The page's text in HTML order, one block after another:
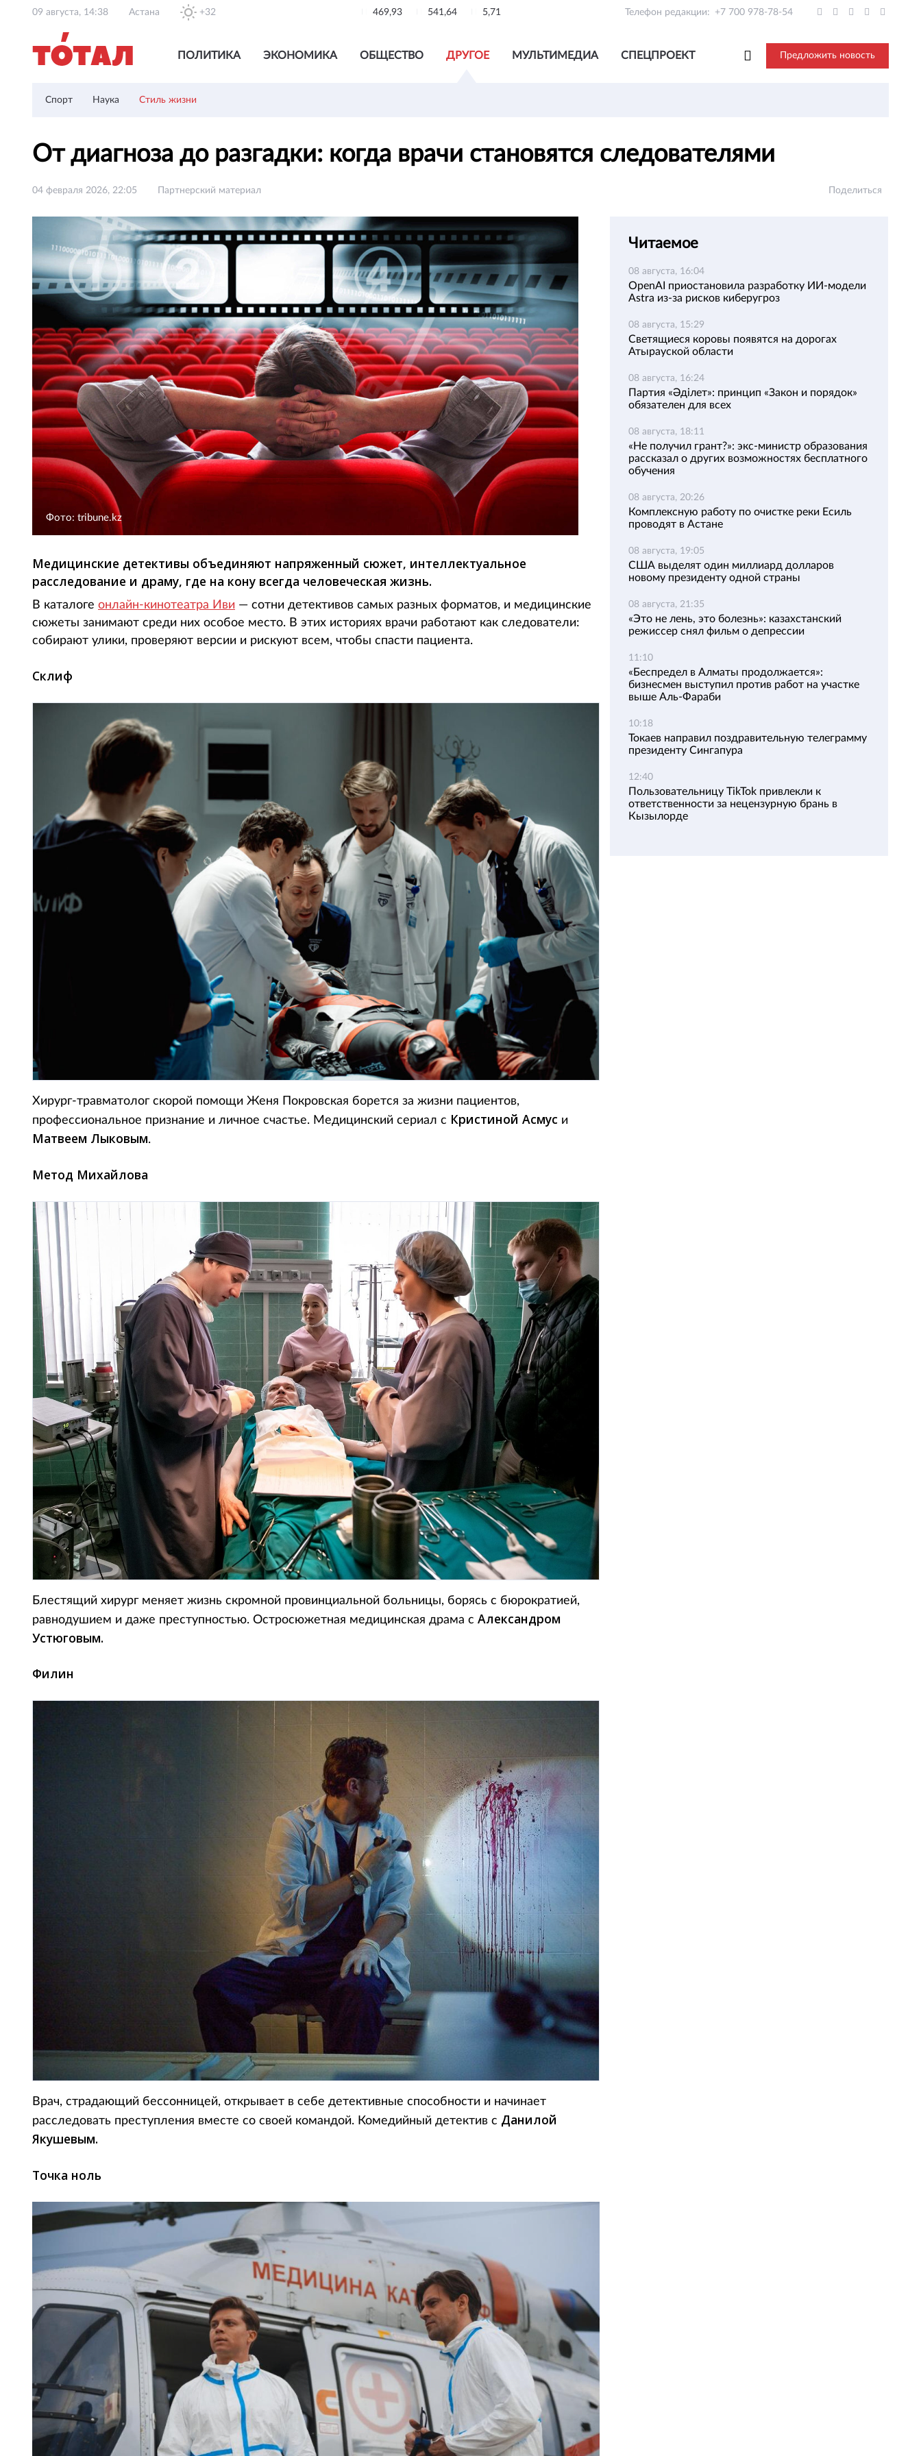
09 августа, 14:38 Астана +32 469,93 541,64 5,71 Телефон редакции: +7 700 978-78-54
ПОЛИТИКА ЭКОНОМИКА ОБЩЕСТВО ДРУГОЕ МУЛЬТИМЕДИА СПЕЦПРОЕКТ Предложить новость
Спорт Наука Стиль жизни
От диагноза до разгадки: когда врачи становятся следователями
04 февраля 2026, 22:05 Партнерский материал Поделиться
Фото: tribune.kz
Медицинские детективы объединяют напряженный сюжет, интеллектуальное
расследование и драму, где на кону всегда человеческая жизнь.
В каталоге онлайн-кинотеатра Иви — сотни детективов самых разных форматов, и медицинские
сюжеты занимают среди них особое место. В этих историях врачи работают как следователи:
собирают улики, проверяют версии и рискуют всем, чтобы спасти пациента.
Склиф
Хирург-травматолог скорой помощи Женя Покровская борется за жизни пациентов,
профессиональное признание и личное счастье. Медицинский сериал с Кристиной Асмус и
Матвеем Лыковым.
Метод Михайлова
Блестящий хирург меняет жизнь скромной провинциальной больницы, борясь с бюрократией,
равнодушием и даже преступностью. Остросюжетная медицинская драма с Александром
Устюговым.
Филин
Врач, страдающий бессонницей, открывает в себе детективные способности и начинает
расследовать преступления вместе со своей командой. Комедийный детектив с Данилой
Якушевым.
Точка ноль
Читаемое
08 августа, 16:04
OpenAI приостановила разработку ИИ-модели
Astra из-за рисков киберугроз
08 августа, 15:29
Светящиеся коровы появятся на дорогах
Атырауской области
08 августа, 16:24
Партия «Әділет»: принцип «Закон и порядок»
обязателен для всех
08 августа, 18:11
«Не получил грант?»: экс-министр образования
рассказал о других возможностях бесплатного
обучения
08 августа, 20:26
Комплексную работу по очистке реки Есиль
проводят в Астане
08 августа, 19:05
США выделят один миллиард долларов
новому президенту одной страны
08 августа, 21:35
«Это не лень, это болезнь»: казахстанский
режиссер снял фильм о депрессии
11:10
«Беспредел в Алматы продолжается»:
бизнесмен выступил против работ на участке
выше Аль-Фараби
10:18
Токаев направил поздравительную телеграмму
президенту Сингапура
12:40
Пользовательницу TikTok привлекли к
ответственности за нецензурную брань в
Кызылорде